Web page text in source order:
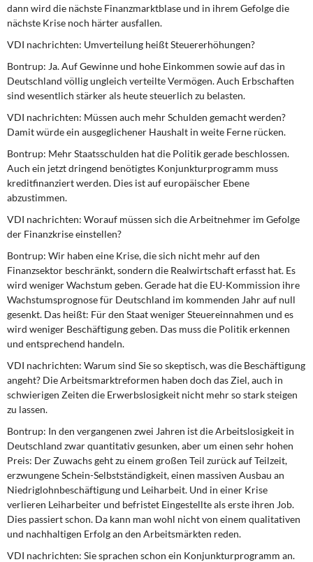
dann wird die nächste Finanzmarktblase und in ihrem Gefolge die
nächste Krise noch härter ausfallen.
VDI nachrichten: Umverteilung heißt Steuererhöhungen?
Bontrup: Ja. Auf Gewinne und hohe Einkommen sowie auf das in
Deutschland völlig ungleich verteilte Vermögen. Auch Erbschaften
sind wesentlich stärker als heute steuerlich zu belasten.
VDI nachrichten: Müssen auch mehr Schulden gemacht werden?
Damit würde ein ausgeglichener Haushalt in weite Ferne rücken.
Bontrup: Mehr Staatsschulden hat die Politik gerade beschlossen.
Auch ein jetzt dringend benötigtes Konjunkturprogramm muss
kreditfinanziert werden. Dies ist auf europäischer Ebene
abzustimmen.
VDI nachrichten: Worauf müssen sich die Arbeitnehmer im Gefolge
der Finanzkrise einstellen?
Bontrup: Wir haben eine Krise, die sich nicht mehr auf den
Finanzsektor beschränkt, sondern die Realwirtschaft erfasst hat. Es
wird weniger Wachstum geben. Gerade hat die EU-Kommission ihre
Wachstumsprognose für Deutschland im kommenden Jahr auf null
gesenkt. Das heißt: Für den Staat weniger Steuereinnahmen und es
wird weniger Beschäftigung geben. Das muss die Politik erkennen
und entsprechend handeln.
VDI nachrichten: Warum sind Sie so skeptisch, was die Beschäftigung
angeht? Die Arbeitsmarktreformen haben doch das Ziel, auch in
schwierigen Zeiten die Erwerbslosigkeit nicht mehr so stark steigen
zu lassen.
Bontrup: In den vergangenen zwei Jahren ist die Arbeitslosigkeit in
Deutschland zwar quantitativ gesunken, aber um einen sehr hohen
Preis: Der Zuwachs geht zu einem großen Teil zurück auf Teilzeit,
erzwungene Schein-Selbstständigkeit, einen massiven Ausbau an
Niedriglohnbeschäftigung und Leiharbeit. Und in einer Krise
verlieren Leiharbeiter und befristet Eingestellte als erste ihren Job.
Dies passiert schon. Da kann man wohl nicht von einem qualitativen
und nachhaltigen Erfolg an den Arbeitsmärkten reden.
VDI nachrichten: Sie sprachen schon ein Konjunkturprogramm an.